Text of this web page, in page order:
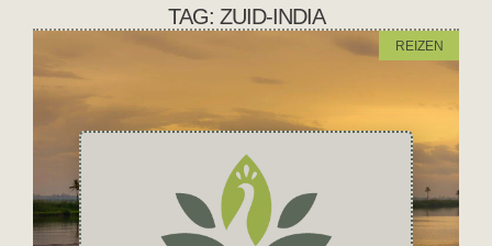
TAG: ZUID-INDIA
REIZEN